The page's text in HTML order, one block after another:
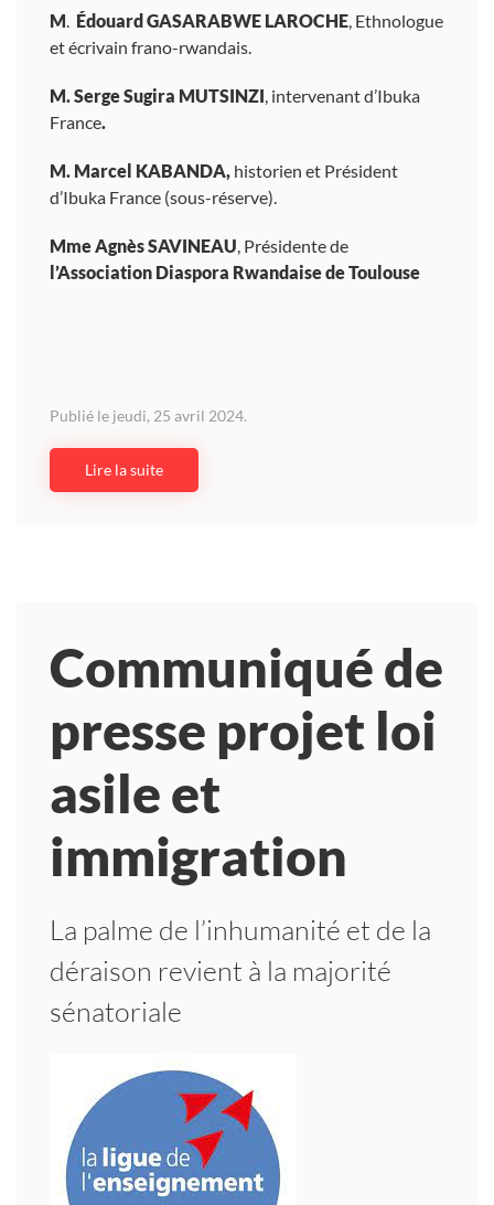
M. Édouard GASARABWE LAROCHE, Ethnologue
et écrivain frano-rwandais.
M. Serge Sugira MUTSINZI, intervenant d’Ibuka
France.
M. Marcel KABANDA, historien et Président
d’Ibuka France (sous-réserve).
Mme Agnès SAVINEAU, Présidente de
l’Association Diaspora Rwandaise de Toulouse
Publié le jeudi, 25 avril 2024.
Lire la suite
Communiqué de
presse projet loi
asile et
immigration
La palme de l’inhumanité et de la
déraison revient à la majorité
sénatoriale